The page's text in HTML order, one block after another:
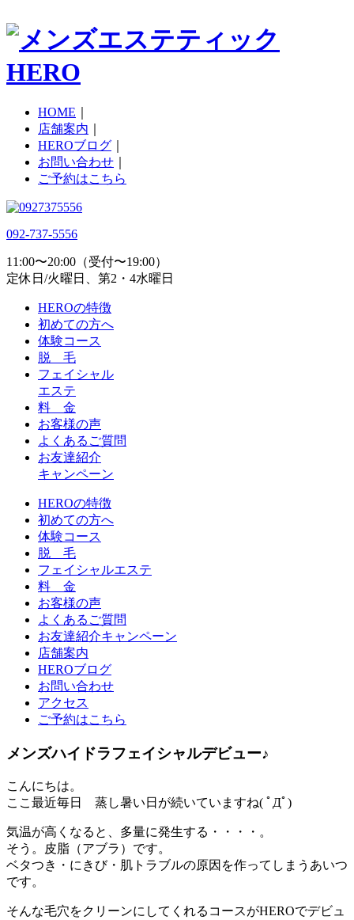
HOME
店舗案内
HEROブログ
お問い合わせ
ご予約はこちら
092-737-5556
11:00〜20:00（受付〜19:00）
定休日/火曜日、第2・4水曜日
HEROの特徴
初めての方へ
体験コース
脱 毛
フェイシャル
エステ
料 金
お客様の声
よくあるご質問
お友達紹介
キャンペーン
HEROの特徴
初めての方へ
体験コース
脱 毛
フェイシャルエステ
料 金
お客様の声
よくあるご質問
お友達紹介キャンペーン
店舗案内
HEROブログ
お問い合わせ
アクセス
ご予約はこちら
メンズハイドラフェイシャルデビュー♪
こんにちは。
ここ最近毎日 蒸し暑い日が続いていますね( ﾟДﾟ)
気温が高くなると、多量に発生する・・・・。
そう。皮脂（アブラ）です。
ベタつき・にきび・肌トラブルの原因を作ってしまうあいつ
です。
そんな毛穴をクリーンにしてくれるコースがHEROでデビュ